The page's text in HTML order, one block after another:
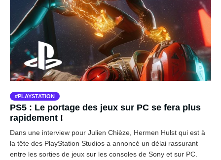
PLAYSTATION
PS5 : Le portage des jeux sur PC se fera plus
rapidement !
Dans une interview pour Julien Chièze, Hermen Hulst qui est à
la tête des PlayStation Studios a annoncé un délai rassurant
entre les sorties de jeux sur les consoles de Sony et sur PC.